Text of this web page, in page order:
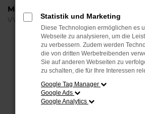
Marken
VW
FEHLER:
Beim Laden ist ein Fehler
Überprüfe deine Firewall
Statistik und Marketing
Diese Technologien ermöglichen es
Webseite zu analysieren, um die
zu verbessern. Zudem werden
die von dritten Werbetreibenden
Sie auf anderen Webseiten zu
zu schalten, die für Ihre Interessen
Google Tag Manager
Google Ads
Google Analytics